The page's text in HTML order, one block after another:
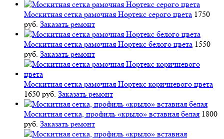
Москитная сетка рамочная Нортекс серого цвета 1750
руб. Заказать ремонт
Москитная сетка рамочная Нортекс белого цвета 1550
руб. Заказать ремонт
Москитная сетка рамочная Нортекс коричневого цвета
1650 руб. Заказать ремонт
Москитная сетка, профиль «крыло» вставная белая 1800
руб. Заказать ремонт